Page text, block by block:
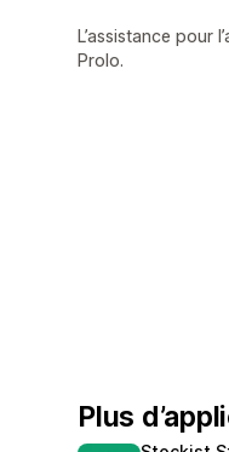
L’assistance pour
Prolo.
Plus